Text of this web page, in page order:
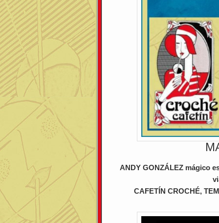
ANDY GONZÁLEZ mágico
CAFETÍN CROCHÉ,